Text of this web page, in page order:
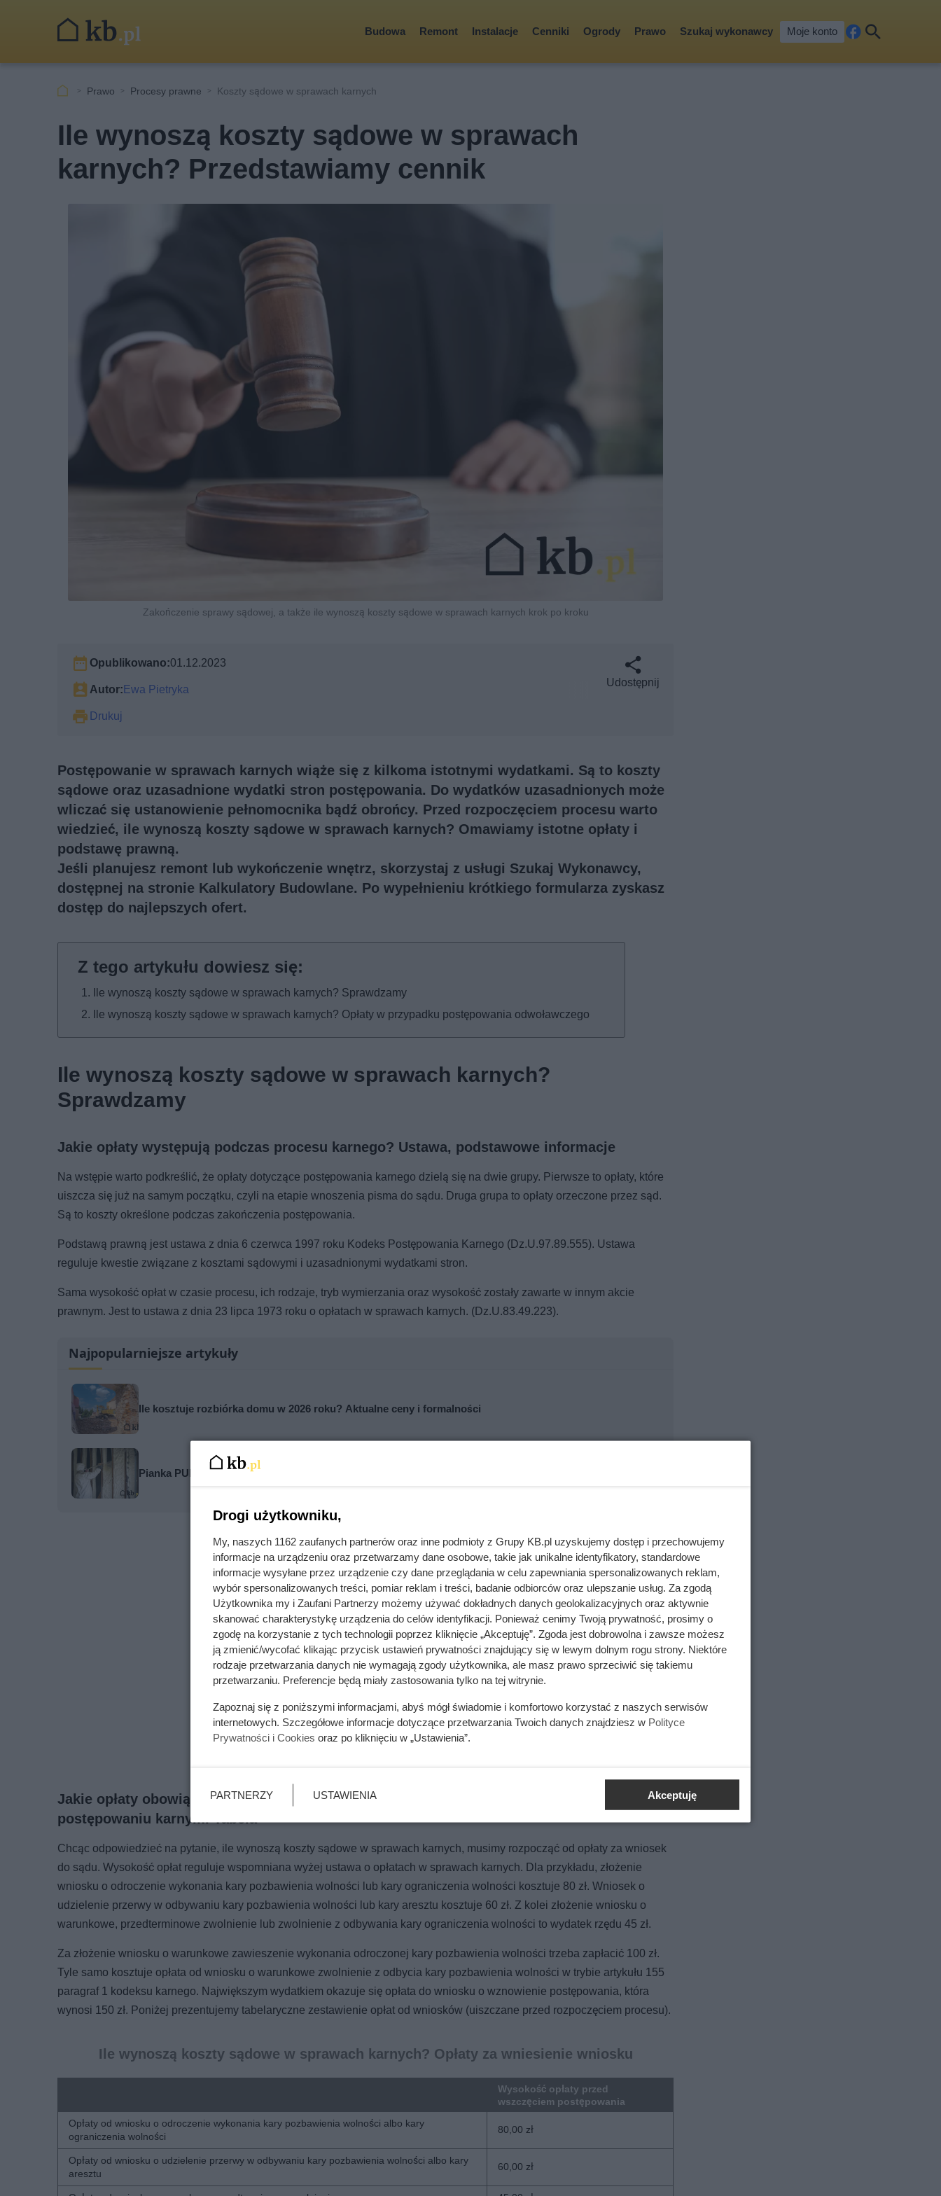
Budowa Remont Instalacje Cenniki Ogrody Prawo Szukaj wykonawcy Moje konto
cebkaj
Prawo Procesy prawne Koszty sądowe w sprawach karnych
Ile wynoszą koszty sądowe w sprawach
karnych? Przedstawiamy cennik
Zakończenie sprawy sądowej, a także ile wynoszą koszty sądowe w sprawach karnych krok po kroku
Opublikowano:01.12.2023
Autor:Ewa Pietryka
Drukuj
Udostępnij
Postępowanie w sprawach karnych wiąże się z kilkoma istotnymi wydatkami. Są to koszty
sądowe oraz uzasadnione wydatki stron postępowania. Do wydatków uzasadnionych może
wliczać się ustanowienie pełnomocnika bądź obrońcy. Przed rozpoczęciem procesu warto
wiedzieć, ile wynoszą koszty sądowe w sprawach karnych? Omawiamy istotne opłaty i
podstawę prawną.
Jeśli planujesz remont lub wykończenie wnętrz, skorzystaj z usługi Szukaj Wykonawcy,
dostępnej na stronie Kalkulatory Budowlane. Po wypełnieniu krótkiego formularza zyskasz
dostęp do najlepszych ofert.
Ile wynoszą koszty sądowe w sprawach karnych? Sprawdzamy
Ile wynoszą koszty sądowe w sprawach karnych? Opłaty w przypadku postępowania odwoławczego
Ile wynoszą koszty sądowe w sprawach karnych?
Sprawdzamy
Jakie opłaty występują podczas procesu karnego? Ustawa, podstawowe informacje
Na wstępie warto podkreślić, że opłaty dotyczące postępowania karnego dzielą się na dwie grupy. Pierwsze to opłaty, które
uiszcza się już na samym początku, czyli na etapie wnoszenia pisma do sądu. Druga grupa to opłaty orzeczone przez sąd.
Są to koszty określone podczas zakończenia postępowania.
Podstawą prawną jest ustawa z dnia 6 czerwca 1997 roku Kodeks Postępowania Karnego (Dz.U.97.89.555). Ustawa
reguluje kwestie związane z kosztami sądowymi i uzasadnionymi wydatkami stron.
Sama wysokość opłat w czasie procesu, ich rodzaje, tryb wymierzania oraz wysokość zostały zawarte w innym akcie
prawnym. Jest to ustawa z dnia 23 lipca 1973 roku o opłatach w sprawach karnych. (Dz.U.83.49.223).
Najpopularniejsze artykuły
Ile kosztuje rozbiórka domu w 2026 roku? Aktualne ceny i formalności
Pianka PUR miała wytrzymać nawet 50 lat. Tak wygląda po już po 5 latach użytkowania
Jakie opłaty obowiązują przed rozpoczęciem procesu? Opłaty od wniosków w
postępowaniu karnym. Tabela
Chcąc odpowiedzieć na pytanie, ile wynoszą koszty sądowe w sprawach karnych, musimy rozpocząć od opłaty za wniosek
do sądu. Wysokość opłat reguluje wspomniana wyżej ustawa o opłatach w sprawach karnych. Dla przykładu, złożenie
wniosku o odroczenie wykonania kary pozbawienia wolności lub kary ograniczenia wolności kosztuje 80 zł. Wniosek o
udzielenie przerwy w odbywaniu kary pozbawienia wolności lub kary aresztu kosztuje 60 zł. Z kolei złożenie wniosku o
warunkowe, przedterminowe zwolnienie lub zwolnienie z odbywania kary ograniczenia wolności to wydatek rzędu 45 zł.
Za złożenie wniosku o warunkowe zawieszenie wykonania odroczonej kary pozbawienia wolności trzeba zapłacić 100 zł.
Tyle samo kosztuje opłata od wniosku o warunkowe zwolnienie z odbycia kary pozbawienia wolności w trybie artykułu 155
paragraf 1 kodeksu karnego. Największym wydatkiem okazuje się opłata do wniosku o wznowienie postępowania, która
wynosi 150 zł. Poniżej prezentujemy tabelaryczne zestawienie opłat od wniosków (uiszczane przed rozpoczęciem procesu).
Ile wynoszą koszty sądowe w sprawach karnych? Opłaty za wniesienie wniosku
Wysokość opłaty przed
wszczęciem postępowania
Opłaty od wniosku o odroczenie wykonania kary pozbawienia wolności albo kary
ograniczenia wolności
80,00 zł
Opłaty od wniosku o udzielenie przerwy w odbywaniu kary pozbawienia wolności albo kary
aresztu
60,00 zł
Drogi użytkowniku,
My, naszych 1162 zaufanych partnerów oraz inne podmioty z Grupy KB.pl uzyskujemy dostęp i przechowujemy
informacje na urządzeniu oraz przetwarzamy dane osobowe, takie jak unikalne identyfikatory, standardowe
informacje wysyłane przez urządzenie czy dane przeglądania w celu zapewniania spersonalizowanych reklam,
wybór spersonalizowanych treści, pomiar reklam i treści, badanie odbiorców oraz ulepszanie usług. Za zgodą
Użytkownika my i Zaufani Partnerzy możemy używać dokładnych danych geolokalizacyjnych oraz aktywnie
skanować charakterystykę urządzenia do celów identyfikacji. Ponieważ cenimy Twoją prywatność, prosimy o
zgodę na korzystanie z tych technologii poprzez kliknięcie „Akceptuję”. Zgoda jest dobrowolna i zawsze możesz
ją zmienić/wycofać klikając przycisk ustawień prywatności znajdujący się w lewym dolnym rogu strony. Niektóre
rodzaje przetwarzania danych nie wymagają zgody użytkownika, ale masz prawo sprzeciwić się takiemu
przetwarzaniu. Preferencje będą miały zastosowania tylko na tej witrynie.
Zapoznaj się z poniższymi informacjami, abyś mógł świadomie i komfortowo korzystać z naszych serwisów
internetowych. Szczegółowe informacje dotyczące przetwarzania Twoich danych znajdziesz w Polityce
Prywatności i Cookies oraz po kliknięciu w „Ustawienia”.
PARTNERZY USTAWIENIA Akceptuję